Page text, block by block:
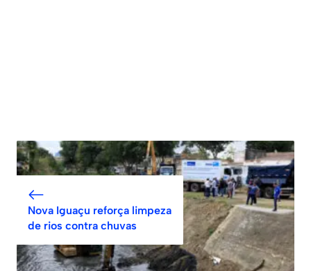
Nova Iguaçu reforça limpeza
de rios contra chuvas